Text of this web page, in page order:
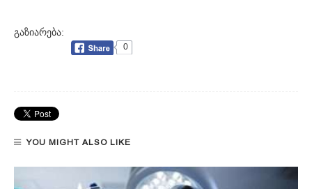
გაზიარება:
0
YOU MIGHT ALSO LIKE